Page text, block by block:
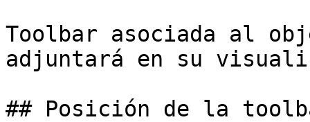
Toolbar asociada al
adjuntará en su
## Posición de la